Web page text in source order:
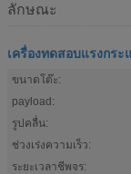
ลักษณะ
เครื่องทดสอบแรงกระ
ขนาดโต๊ะ:
payload:
รูปคลื่น:
ช่วงเร่งความเร็ว:
ระยะเวลาชีพจร: